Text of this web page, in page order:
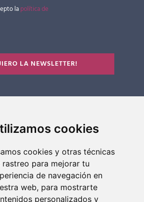
cookies
cookies y otras técnicas
rastreo para mejorar tu
de navegación en
web, para mostrarte
personalizados y
lapolítica de
LA NEWSLETTER!